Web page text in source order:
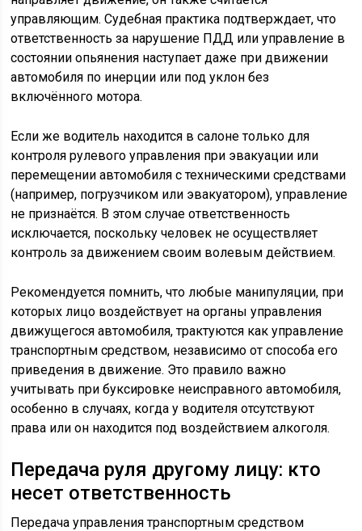
управляющим. Судебная практика подтверждает, что
ответственность за нарушение ПДД или управление в
состоянии опьянения наступает даже при движении
автомобиля по инерции или под уклон без
включённого мотора.
Если же водитель находится в салоне только для
контроля рулевого управления при эвакуации или
перемещении автомобиля с техническими средствами
(например, погрузчиком или эвакуатором), управление
не признаётся. В этом случае ответственность
исключается, поскольку человек не осуществляет
контроль за движением своим волевым действием.
Рекомендуется помнить, что любые манипуляции, при
которых лицо воздействует на органы управления
движущегося автомобиля, трактуются как управление
транспортным средством, независимо от способа его
приведения в движение. Это правило важно
учитывать при буксировке неисправного автомобиля,
особенно в случаях, когда у водителя отсутствуют
права или он находится под воздействием алкоголя.
Передача руля другому лицу: кто
несет ответственность
Передача управления транспортным средством